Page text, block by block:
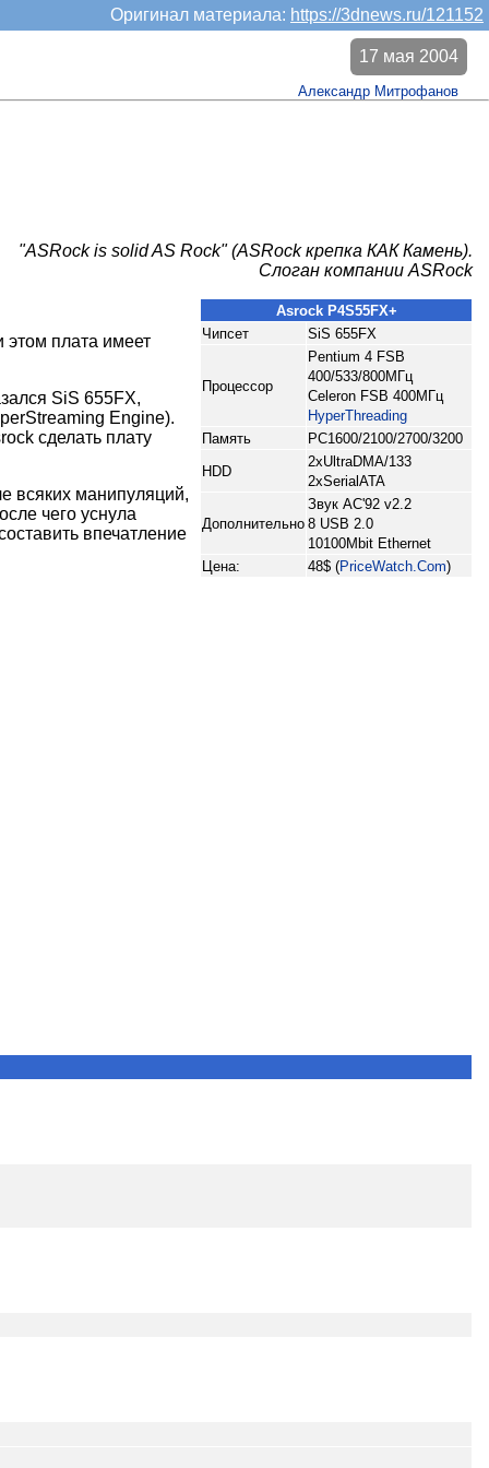
Оригинал материала: https://3dnews.ru/121152
17 мая 2004
Александр Митрофанов
"ASRock is solid AS Rock" (ASRock крепка КАК Камень).
Слоган компании ASRock
Asrock P4S55FX+
Чипсет
SiS 655FX
Процессор
Pentium 4 FSB
400/533/800МГц
Celeron FSB 400МГц
HyperThreading
Память
PC1600/2100/2700/3200
HDD
2xUltraDMA/133
2xSerialATA
Дополнительно
Звук AC'92 v2.2
8 USB 2.0
10100Mbit Ethernet
Цена:
48$ (PriceWatch.Com)
плата имеет
SiS 655FX,
Engine).
сделать плату
всяких манипуляций,
чего уснула
впечатление